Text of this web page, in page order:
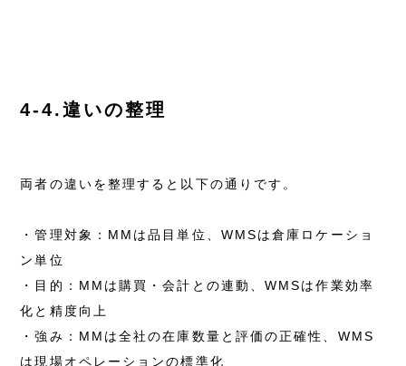
4-4.違いの整理
両者の違いを整理すると以下の通りです。
・管理対象：MMは品目単位、WMSは倉庫ロケーショ
ン単位
・目的：MMは購買・会計との連動、WMSは作業効率
化と精度向上
・強み：MMは全社の在庫数量と評価の正確性、WMS
は現場オペレーションの標準化